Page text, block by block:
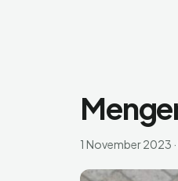
1 November 2023 ·